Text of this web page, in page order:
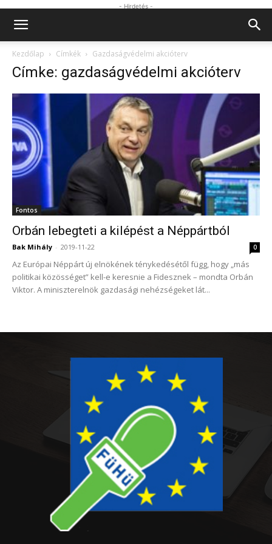
- Hirdetés -
Kezdőlap Címkék Gazdaságvédelmi akcióterv
Címke: gazdaságvédelmi akcióterv
Fontos
Orbán lebegteti a kilépést a Néppártból
Bak Mihály - 2019-11-22 0
Az Európai Néppárt új elnökének ténykedésétől függ, hogy „más
politikai közösséget” kell-e keresnie a Fidesznek – mondta Orbán
Viktor. A miniszterelnök gazdasági nehézségeket lát...